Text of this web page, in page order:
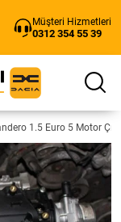
Müşteri Hizmetleri
0312 354 55 39
1.5 Euro 5 Motor